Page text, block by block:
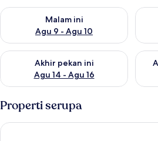
Malam ini
Agu 9 - Agu 10
Periksa ketersediaan untuk malam ini
Akhir pekan ini
Agu 14 - Agu 16
Periksa ketersediaan untuk akhir
Properti serupa
Américas Barra Hotel